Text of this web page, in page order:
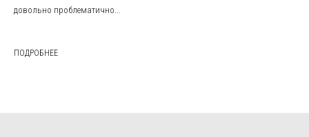
довольно проблематично...
ПОДРОБНЕЕ